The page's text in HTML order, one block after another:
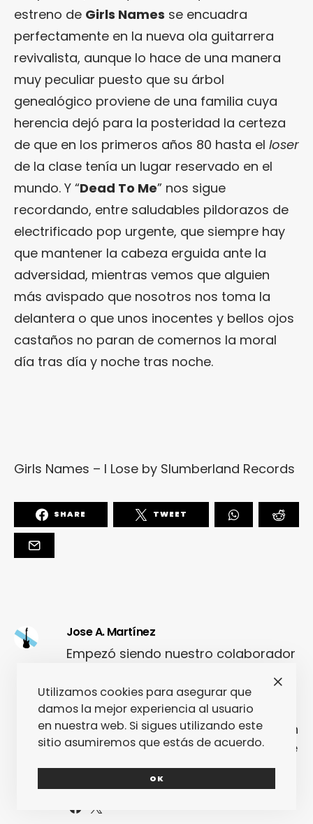
estreno de Girls Names se encuadra
perfectamente en la nueva ola guitarrera
revivalista, aunque lo hace de una manera
muy peculiar puesto que su árbol
genealógico proviene de una familia cuya
herencia dejó para la posteridad la certeza
de que en los primeros años 80 hasta el loser
de la clase tenía un lugar reservado en el
mundo. Y “Dead To Me” nos sigue
recordando, entre saludables pildorazos de
electrificado pop urgente, que siempre hay
que mantener la cabeza erguida ante la
adversidad, mientras vemos que alguien
más avispado que nosotros nos toma la
delantera o que unos inocentes y bellos ojos
castaños no paran de comernos la moral
día tras día y noche tras noche.
Girls Names – I Lose by Slumberland Records
SHARE TWEET
Jose A. Martínez
Empezó siendo nuestro colaborador
por coordinar su propia facción de
FPM en el norte de la península. Es lo
que pasa cuando la música no es un
hobby, sino una pasión: Jose escribe
a corazón abierto. ¿Cuántos
periodistas pueden decir lo mismo?
Utilizamos cookies para asegurar que
damos la mejor experiencia al usuario
en nuestra web. Si sigues utilizando este
sitio asumiremos que estás de acuerdo.
OK